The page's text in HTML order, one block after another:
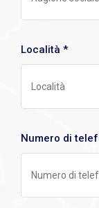
Località *
Numero di